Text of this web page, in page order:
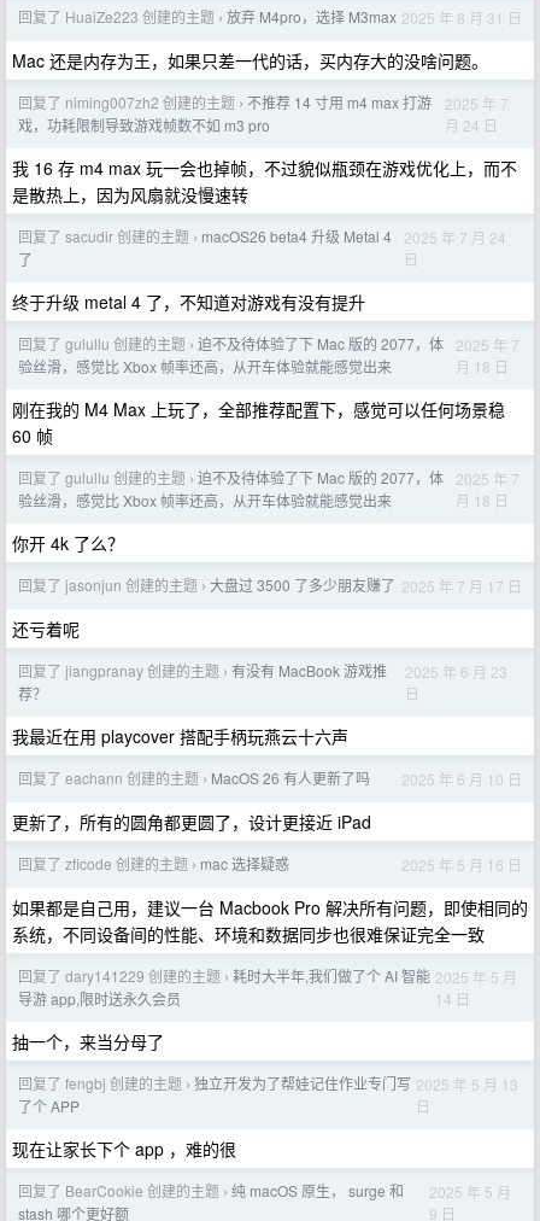
回复了 HuaiZe223 创建的主题 › 放弃 M4pro，选择 M3max 2025 年 8 月 31 日
Mac 还是内存为王，如果只差一代的话，买内存大的没啥问题。
回复了 niming007zh2 创建的主题 › 不推荐 14 寸用 m4 max 打游
戏，功耗限制导致游戏帧数不如 m3 pro
2025 年 7
月 24 日
我 16 存 m4 max 玩一会也掉帧，不过貌似瓶颈在游戏优化上，而不
是散热上，因为风扇就没慢速转
回复了 sacudir 创建的主题 › macOS26 beta4 升级 Metal 4
了
2025 年 7 月 24
日
终于升级 metal 4 了，不知道对游戏有没有提升
回复了 gulullu 创建的主题 › 迫不及待体验了下 Mac 版的 2077，体
验丝滑，感觉比 Xbox 帧率还高，从开车体验就能感觉出来
2025 年 7
月 18 日
刚在我的 M4 Max 上玩了，全部推荐配置下，感觉可以任何场景稳
60 帧
回复了 gulullu 创建的主题 › 迫不及待体验了下 Mac 版的 2077，体
验丝滑，感觉比 Xbox 帧率还高，从开车体验就能感觉出来
2025 年 7
月 18 日
你开 4k 了么？
回复了 jasonjun 创建的主题 › 大盘过 3500 了多少朋友赚了 2025 年 7 月 17 日
还亏着呢
回复了 jiangpranay 创建的主题 › 有没有 MacBook 游戏推
荐？
2025 年 6 月 23
日
我最近在用 playcover 搭配手柄玩燕云十六声
回复了 eachann 创建的主题 › MacOS 26 有人更新了吗 2025 年 6 月 10 日
更新了，所有的圆角都更圆了，设计更接近 iPad
回复了 zficode 创建的主题 › mac 选择疑惑 2025 年 5 月 16 日
如果都是自己用，建议一台 Macbook Pro 解决所有问题，即使相同的
系统，不同设备间的性能、环境和数据同步也很难保证完全一致
回复了 dary141229 创建的主题 › 耗时大半年,我们做了个 AI 智能
导游 app,限时送永久会员
2025 年 5 月
14 日
抽一个，来当分母了
回复了 fengbj 创建的主题 › 独立开发为了帮娃记住作业专门写
了个 APP
2025 年 5 月 13
日
现在让家长下个 app ，难的很
回复了 BearCookie 创建的主题 › 纯 macOS 原生， surge 和
stash 哪个更好额
2025 年 5 月
9 日